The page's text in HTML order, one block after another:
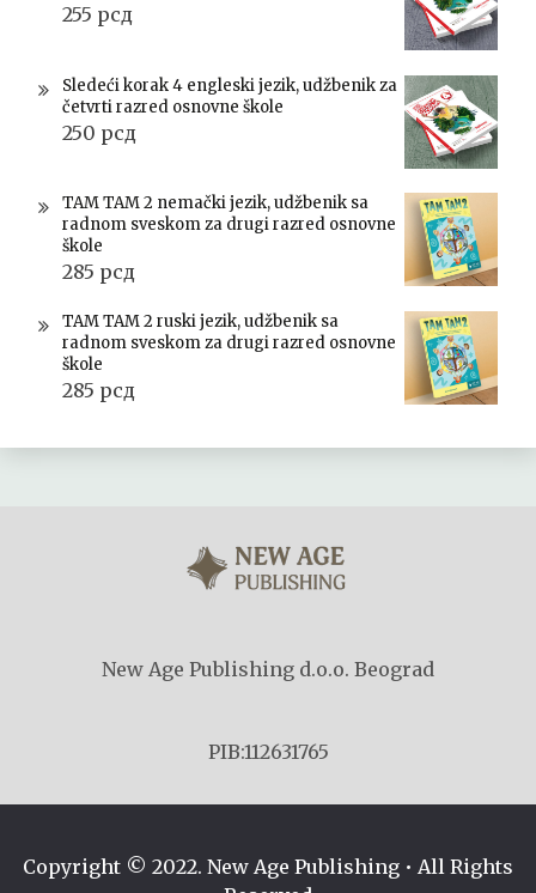
255 рсд
Sledeći korak 4 engleski jezik, udžbenik za
četvrti razred osnovne škole
250 рсд
TAM TAM 2 nemački jezik, udžbenik sa
radnom sveskom za drugi razred osnovne
škole
285 рсд
TAM TAM 2 ruski jezik, udžbenik sa
radnom sveskom za drugi razred osnovne
škole
285 рсд
New Age Publishing d.o.o. Beograd
PIB:112631765
Copyright © 2022. New Age Publishing • All Rights